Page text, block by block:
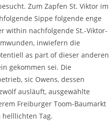
Zum Zapfen St. Viktor im
Sippe folgende enge
within nachfolgende St.-Viktor-
inwiefern die
as part of dieser anderen
gekommen sei. Die
sic Owens, dessen
ausläuft, ausgewählte
Freiburger Toom-Baumarkt
Tag.